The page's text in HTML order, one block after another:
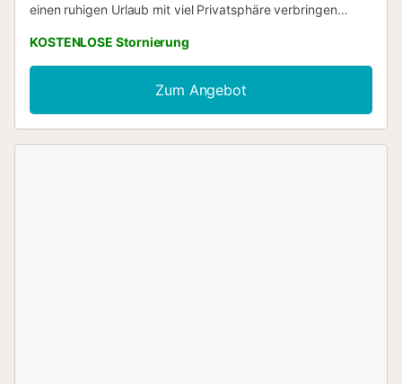
einen ruhigen Urlaub mit viel Privatsphäre verbringen
über 2 Etagen und besteht aus einem Wohnzimmer, einer
sehr gut ausgestatteten Küche, 4 Schlafzimmern, 4
Bädern sowie einem Gäste-WC. Es bietet somit Platz für 16
Personen. Zur Ausstattung gehören außerdem Wi-Fi,
Klimaanlage, Waschmaschine, Trockner, Kabelfernsehen,
KOSTENLOSE Stornierung
Zum Angebot